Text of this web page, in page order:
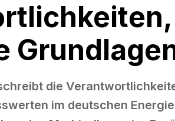
die
im deutschen